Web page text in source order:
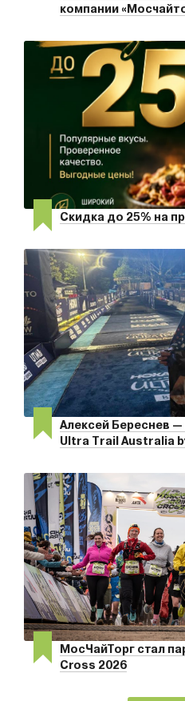
компании
Скидка до 25% на
Алексей Береснев
Ultra Trail Australia
МосЧайТорг стал
Cross 2026